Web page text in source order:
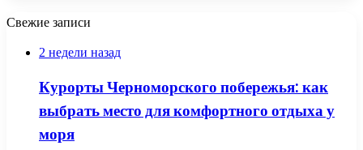
Свежие записи
2 недели назад
Курорты Черноморского побережья: как
выбрать место для комфортного отдыха у
моря